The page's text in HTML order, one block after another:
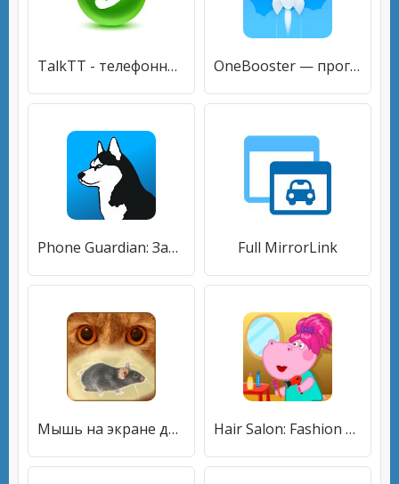
TalkTT - телефонный звонок / SMS / номер телефона OneBooster — программа для очистки телефона
Phone Guardian: Защита VPN и безопасность телефона Full MirrorLink
Мышь на экране для кота - Игры для кошек Hair Salon: Fashion Games